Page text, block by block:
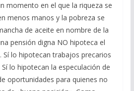
momento en el que la riqueza se
menos manos y la pobreza se
de aceite en nombre de la
pensión digna NO hipoteca el
lo hipotecan trabajos precarios
lo hipotecan la especulación de
oportunidades para quienes no